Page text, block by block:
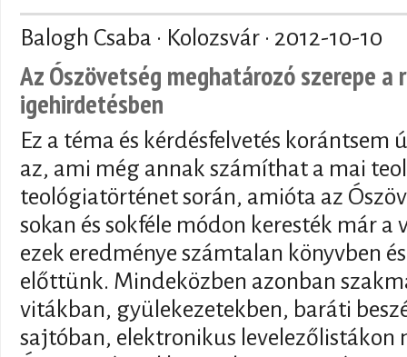
Balogh Csaba · Kolozsvár · 2012-10-10
Az Ószövetség meghatározó szerepe a
igehirdetésben
Ez a téma és kérdésfelvetés korántsem
az, ami még annak számíthat a mai
teológiatörténet során, amióta az
sokan és sokféle módon keresték már a
ezek eredménye számtalan könyvben
előttünk. Mindeközben azonban
vitákban, gyülekezetekben, baráti
sajtóban, elektronikus levelezőlistákon